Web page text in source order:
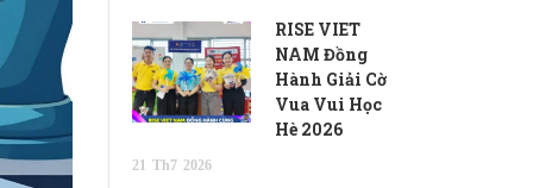
RISE VIET
NAM Đồng
Hành Giải Cờ
Vua Vui Học
Hè 2026
21 Th7 2026